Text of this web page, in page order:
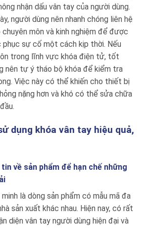
nhận dấu vân tay của người dùng.
người dùng nên nhanh chóng liên hệ
môn và kinh nghiệm để được
phục sự cố một cách kịp thời. Nếu
trong lĩnh vực khóa điện tử, tốt
nên tự ý tháo bộ khóa để kiểm tra
Việc này có thể khiến cho thiết bị
nặng hơn và khó có thể sửa chữa
dụng khóa vân tay hiệu quả,
về sản phẩm để hạn chế những
là dòng sản phẩm có mẫu mã đa
sản xuất khác nhau. Hiện nay, có rất
diện vân tay người dùng hiện đại và